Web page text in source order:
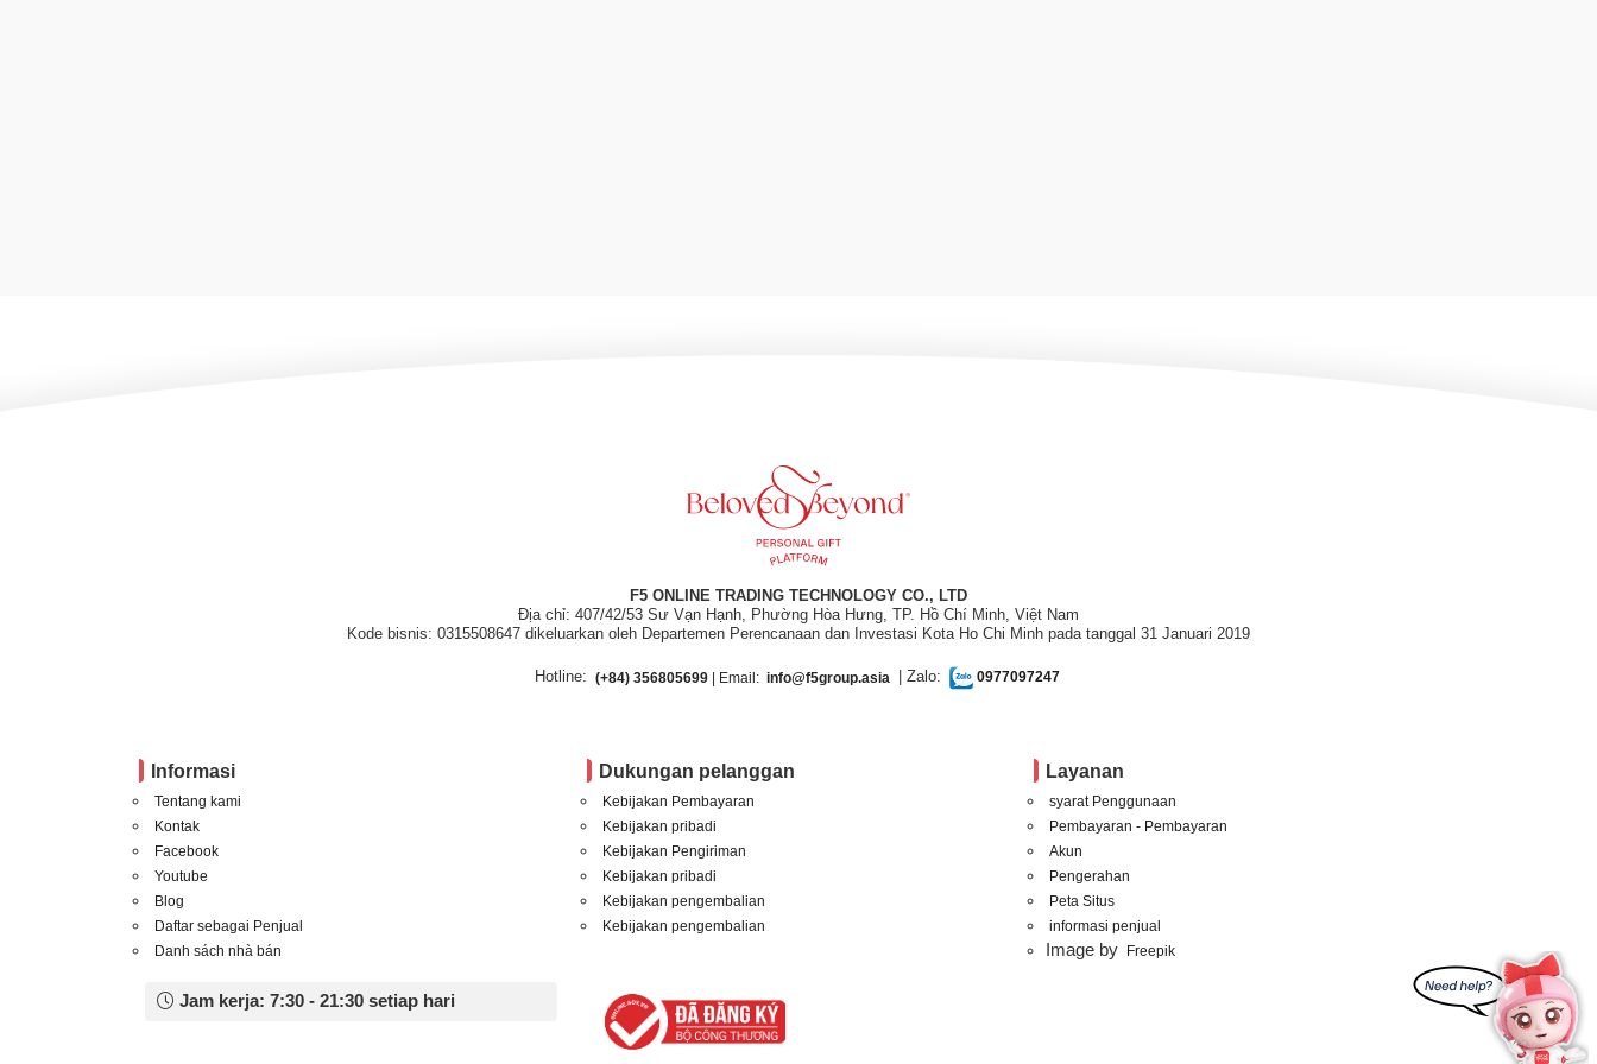
F5 ONLINE TRADING TECHNOLOGY CO., LTD
Địa chỉ: 407/42/53 Sư Vạn Hạnh, Phường Hòa Hưng, TP. Hồ Chí Minh, Việt Nam
Kode bisnis: 0315508647 dikeluarkan oleh Departemen Perencanaan dan Investasi Kota Ho Chi Minh pada tanggal 31 Januari 2019
Hotline: (+84) 356805699| Email: info@f5group.asia | Zalo: 0977097247
Informasi
Tentang kami
Kontak
Facebook
Youtube
Blog
Daftar sebagai Penjual
Danh sách nhà bán
Dukungan pelanggan
Kebijakan Pembayaran
Kebijakan pribadi
Kebijakan Pengiriman
Kebijakan pribadi
Kebijakan pengembalian
Kebijakan pengembalian
Layanan
syarat Penggunaan
Pembayaran - Pembayaran
Akun
Pengerahan
Peta Situs
informasi penjual
Image by Freepik
Jam kerja: 7:30 - 21:30 setiap hari